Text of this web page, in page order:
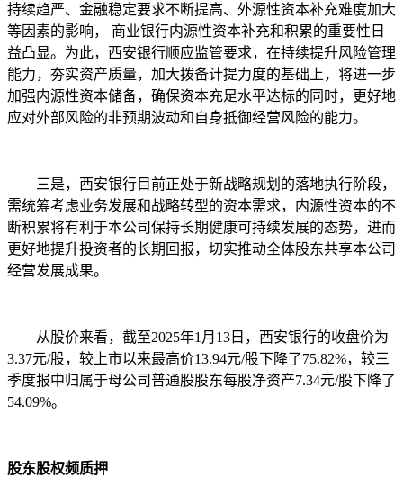
持续趋严、金融稳定要求不断提高、外源性资本补充难度加大
等因素的影响， 商业银行内源性资本补充和积累的重要性日
益凸显。为此，西安银行顺应监管要求，在持续提升风险管理
能力，夯实资产质量，加大拨备计提力度的基础上，将进一步
加强内源性资本储备，确保资本充足水平达标的同时，更好地
应对外部风险的非预期波动和自身抵御经营风险的能力。
三是，西安银行目前正处于新战略规划的落地执行阶段，
需统筹考虑业务发展和战略转型的资本需求，内源性资本的不
断积累将有利于本公司保持长期健康可持续发展的态势，进而
更好地提升投资者的长期回报，切实推动全体股东共享本公司
经营发展成果。
从股价来看，截至2025年1月13日，西安银行的收盘价为
3.37元/股，较上市以来最高价13.94元/股下降了75.82%，较三
季度报中归属于母公司普通股股东每股净资产7.34元/股下降了
54.09%。
股东股权频质押